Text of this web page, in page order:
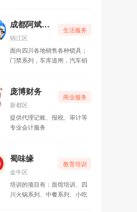
翻新、地板打蜡、灯具清洗、
家电清洁、开荒保洁瓷砖美缝
控上门维修，网络上门维护，
做您身边的IT服务专家 。
生活服务
成都阿斌锁业
锦江区
面向四川各地销售各种锁具；
门禁系列，车库道闸，汽车钥
和销售安装各类锁具及指纹锁
商业服务
庞博财务
新都区
提供代理记账、报税、审计等
专业会计服务
教育培训
蜀味缘
金牛区
培训的项目有：面馆培训、四
川火锅系列、中餐系列、小吃